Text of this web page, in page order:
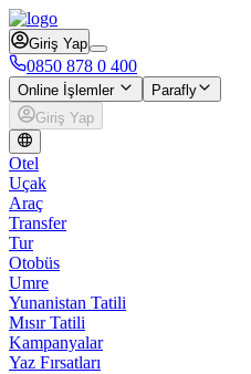
Giriş Yap
0850 878 0 400
Online İşlemler
Parafly
Giriş Yap
Otel
Uçak
Araç
Transfer
Tur
Otobüs
Umre
Yunanistan Tatili
Mısır Tatili
Kampanyalar
Yaz Fırsatları